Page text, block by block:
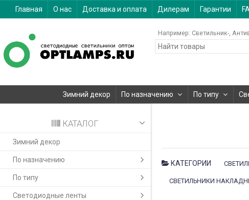
Главная О нас Доставка и оплата Дилерам Гарантии
Например: Светильник-
Зимний декор По назначению По типу
КАТАЛОГ
Зимний декор
По назначению
По типу
Светодиодные ленты
КАТЕГОРИИ
СВЕТИЛЬНИКИ